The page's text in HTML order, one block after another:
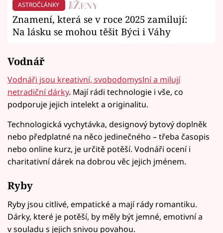
ASTROČLÁNKY
Znamení, která se v roce 2025 zamilují:
Na lásku se mohou těšit Býci i Váhy
Vodnář
Vodnáři jsou kreativní, svobodomyslní a milují
netradiční dárky. Mají rádi technologie i vše, co
podporuje jejich intelekt a originalitu.
Technologická vychytávka, designový bytový doplněk
nebo předplatné na něco jedinečného – třeba časopis
nebo online kurz, je určitě potěší. Vodnáři ocení i
charitativní dárek na dobrou věc jejich jménem.
Ryby
Ryby jsou citlivé, empatické a mají rády romantiku.
Dárky, které je potěší, by měly být jemné, emotivní a
v souladu s jejich snivou povahou.